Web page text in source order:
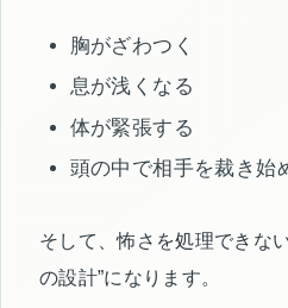
胸がざわつく
息が浅くなる
体が緊張する
頭の中で相手を裁き始
そして、怖さを処理できな
の設計”になります。